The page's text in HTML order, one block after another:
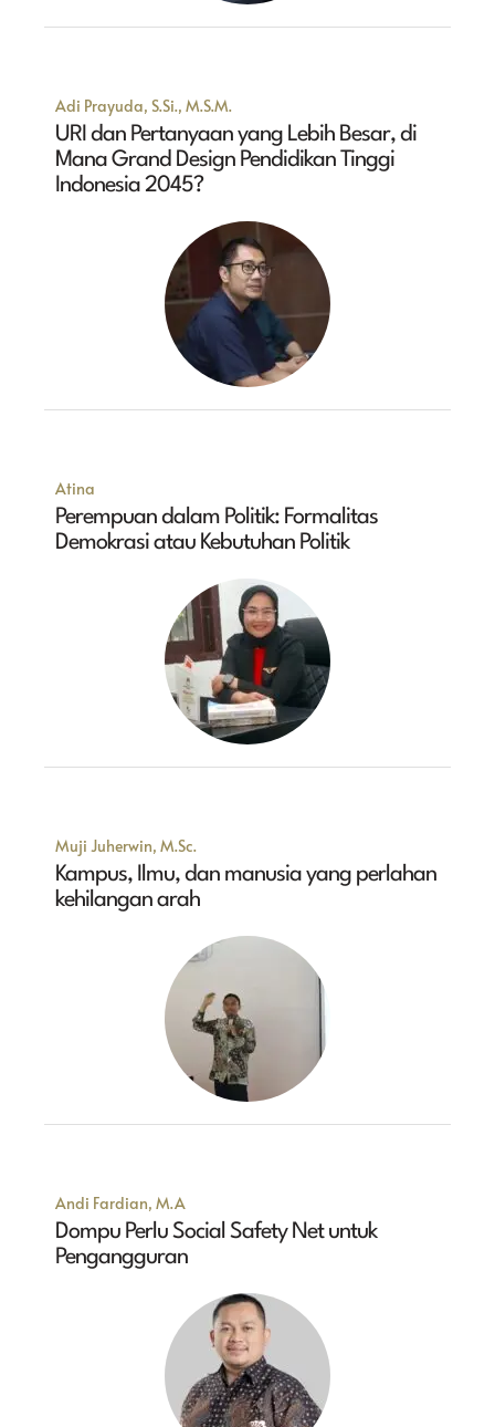
Adi Prayuda, S.Si., M.S.M.
URI dan Pertanyaan yang Lebih Besar, di
Mana Grand Design Pendidikan Tinggi
Indonesia 2045?
Atina
Perempuan dalam Politik: Formalitas
Demokrasi atau Kebutuhan Politik
Muji Juherwin, M.Sc.
Kampus, Ilmu, dan manusia yang perlahan
kehilangan arah
Andi Fardian, M.A
Dompu Perlu Social Safety Net untuk
Pengangguran